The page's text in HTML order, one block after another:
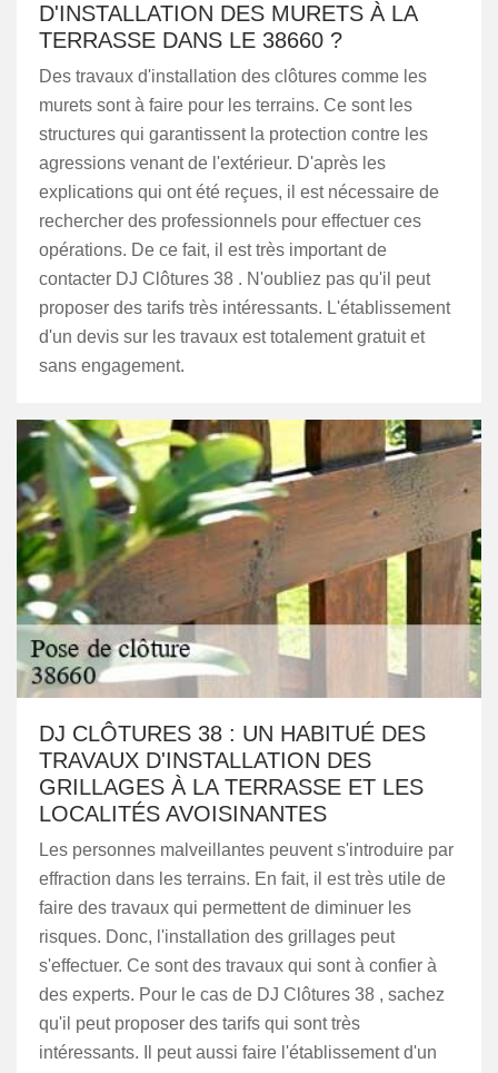
D'INSTALLATION DES MURETS À LA
TERRASSE DANS LE 38660 ?
Des travaux d'installation des clôtures comme les
murets sont à faire pour les terrains. Ce sont les
structures qui garantissent la protection contre les
agressions venant de l'extérieur. D'après les
explications qui ont été reçues, il est nécessaire de
rechercher des professionnels pour effectuer ces
opérations. De ce fait, il est très important de
contacter DJ Clôtures 38 . N'oubliez pas qu'il peut
proposer des tarifs très intéressants. L'établissement
d'un devis sur les travaux est totalement gratuit et
sans engagement.
DJ CLÔTURES 38 : UN HABITUÉ DES
TRAVAUX D'INSTALLATION DES
GRILLAGES À LA TERRASSE ET LES
LOCALITÉS AVOISINANTES
Les personnes malveillantes peuvent s'introduire par
effraction dans les terrains. En fait, il est très utile de
faire des travaux qui permettent de diminuer les
risques. Donc, l'installation des grillages peut
s'effectuer. Ce sont des travaux qui sont à confier à
des experts. Pour le cas de DJ Clôtures 38 , sachez
qu'il peut proposer des tarifs qui sont très
intéressants. Il peut aussi faire l'établissement d'un